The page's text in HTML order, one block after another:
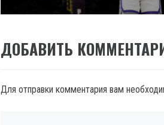
ДОБАВИТЬ
Для отправки комментария вам